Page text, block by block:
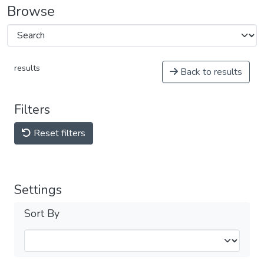
Browse
results Back to results
Filters
Reset filters
Settings
Sort By